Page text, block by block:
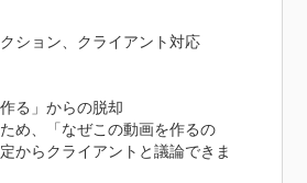
ション、クライアント対応
る」からの脱却
め、「なぜこの動画を作るの
からクライアントと議論できま